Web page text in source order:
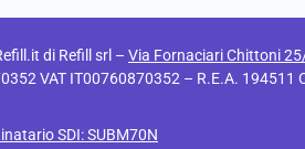
di Refill srl – Via Fornaciari Chittoni
VAT IT00760870352 – R.E.A. 194511
SDI: SUBM70N